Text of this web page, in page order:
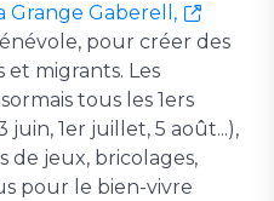
Grange Gaberell,
pour créer des
et migrants. Les
tous les 1ers
juin, 1er juillet, 5 août...),
de jeux, bricolages,
pour le bien-vivre